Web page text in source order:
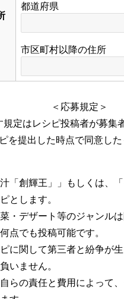
都道府県
市区町村以降の住所
＜応募規定＞
規定はレシピ投稿者が募集
を提出した時点で同意した
汁「創輝王」」もしくは、
とします。
・デザート等のジャンルは
点でも投稿可能です。
ピに関して第三者と紛争が
いません。
自らの責任と費用によって